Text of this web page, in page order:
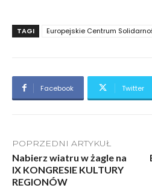
TAGI Europejskie Centrum
Facebook Twitter
POPRZEDNI ARTYKUŁ
Nabierz wiatru w żagle na
IX KONGRESIE KULTURY
REGIONÓW